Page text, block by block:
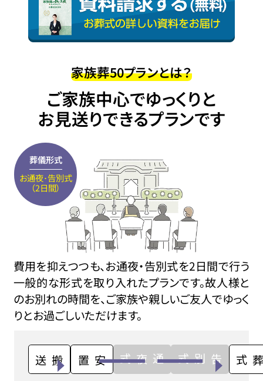
家族葬50プランとは？
ご家族中心でゆっくりと
お見送りできるプランです
葬儀形式
お通夜･告別式
（2日間）
費用を抑えつつも、お通夜・告別式を2日間で行う
一般的な形式を取り入れたプランです。故人様と
のお別れの時間を、ご家族や親しいご友人でゆっく
りとお過ごしいただけます。
搬送 安置 通夜式 告別式 火葬式